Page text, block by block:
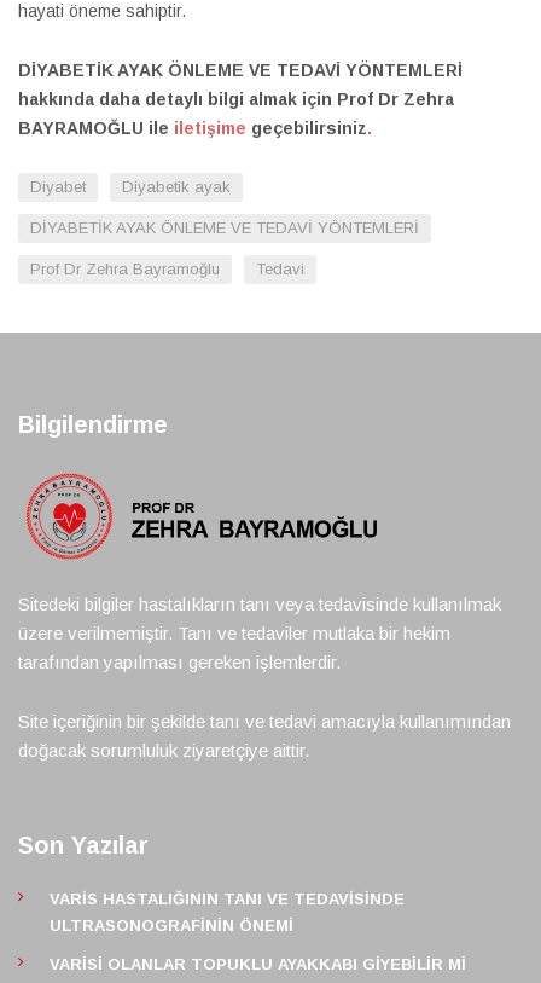
hayati öneme sahiptir.
DİYABETİK AYAK ÖNLEME VE TEDAVİ YÖNTEMLERİ
hakkında daha detaylı bilgi almak için Prof Dr Zehra
BAYRAMOĞLU ile iletişime geçebilirsiniz.
Diyabet Diyabetik ayak
DİYABETİK AYAK ÖNLEME VE TEDAVİ YÖNTEMLERİ
Prof Dr Zehra Bayramoğlu Tedavi
Bilgilendirme
Sitedeki bilgiler hastalıkların tanı veya tedavisinde kullanılmak
üzere verilmemiştir. Tanı ve tedaviler mutlaka bir hekim
tarafından yapılması gereken işlemlerdir.
Site içeriğinin bir şekilde tanı ve tedavi amacıyla kullanımından
doğacak sorumluluk ziyaretçiye aittir.
Son Yazılar
VARIS HASTALIĞININ TANI VE TEDAVISINDE
ULTRASONOGRAFININ ÖNEMI
VARISI OLANLAR TOPUKLU AYAKKABI GIYEBILIR MI